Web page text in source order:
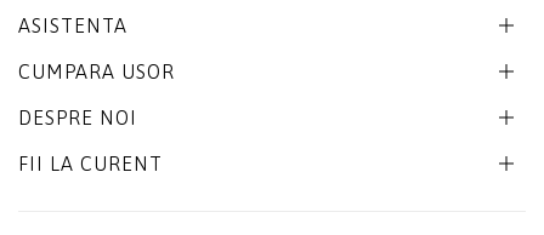
ASISTENTA
CUMPARA USOR
DESPRE NOI
FII LA CURENT